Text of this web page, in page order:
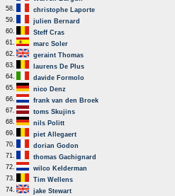
58.
christophe Laporte
59.
julien Bernard
60.
Steff Cras
61.
marc Soler
62.
geraint Thomas
63.
laurens De Plus
64.
davide Formolo
65.
nico Denz
66.
frank van den Broek
67.
toms Skujins
68.
nils Politt
69.
piet Allegaert
70.
dorian Godon
71.
thomas Gachignard
72.
wilco Kelderman
73.
Tim Wellens
74.
jake Stewart